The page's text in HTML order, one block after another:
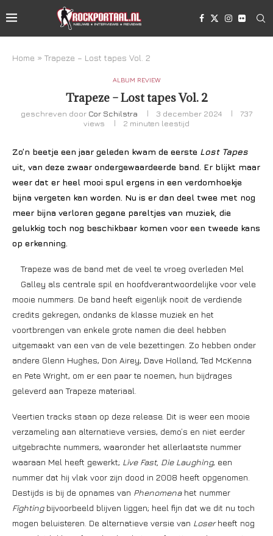
Home » Trapeze – Lost tapes Vol. 2
ALBUM REVIEW
Trapeze – Lost tapes Vol. 2
geschreven door Cor Schilstra 3 december 2024
737
views
2 minuten leestijd
Zo’n beetje een jaar geleden kwam de eerste Lost Tapes
uit, van deze zwaar ondergewaardeerde band. Er blijkt maar
weer dat er heel mooi spul ergens in een verdomhoekje
bijna vergeten kan worden. Nu is er dan deel twee met nog
meer bijna verloren gegane pareltjes van muziek, die
gelukkig toch nog beschikbaar komen voor een tweede kans
op erkenning.
Trapeze was de band met de veel te vroeg overleden Mel
Galley als centrale spil en hoofdverantwoordelijke voor vele
mooie nummers. De band heeft eigenlijk nooit de verdiende
credits gekregen, ondanks de klasse muziek en het
voortbrengen van enkele grote namen die deel hebben
uitgemaakt van een van de vele bezettingen. Zo hebben onder
andere Glenn Hughes, Don Airey, Dave Holland, Ted McKenna
en Pete Wright, om er een paar te noemen, hun bijdrages
geleverd aan Trapeze materiaal.
Veertien tracks staan op deze release. Dit is weer een mooie
verzameling aan alternatieve versies, demo’s en niet eerder
uitgebrachte nummers, waaronder het allerlaatste nummer
waaraan Mel heeft gewerkt; Live Fast, Die Laughing, een
nummer dat hij vlak voor zijn dood in 2008 heeft opgenomen.
Destijds is bij de opnames van Phenomenahet nummer
Fightingbijvoorbeeld blijven liggen; heel fijn dat we dit nu toch
mogen beluisteren. De alternatieve versie van Loserheeft nog